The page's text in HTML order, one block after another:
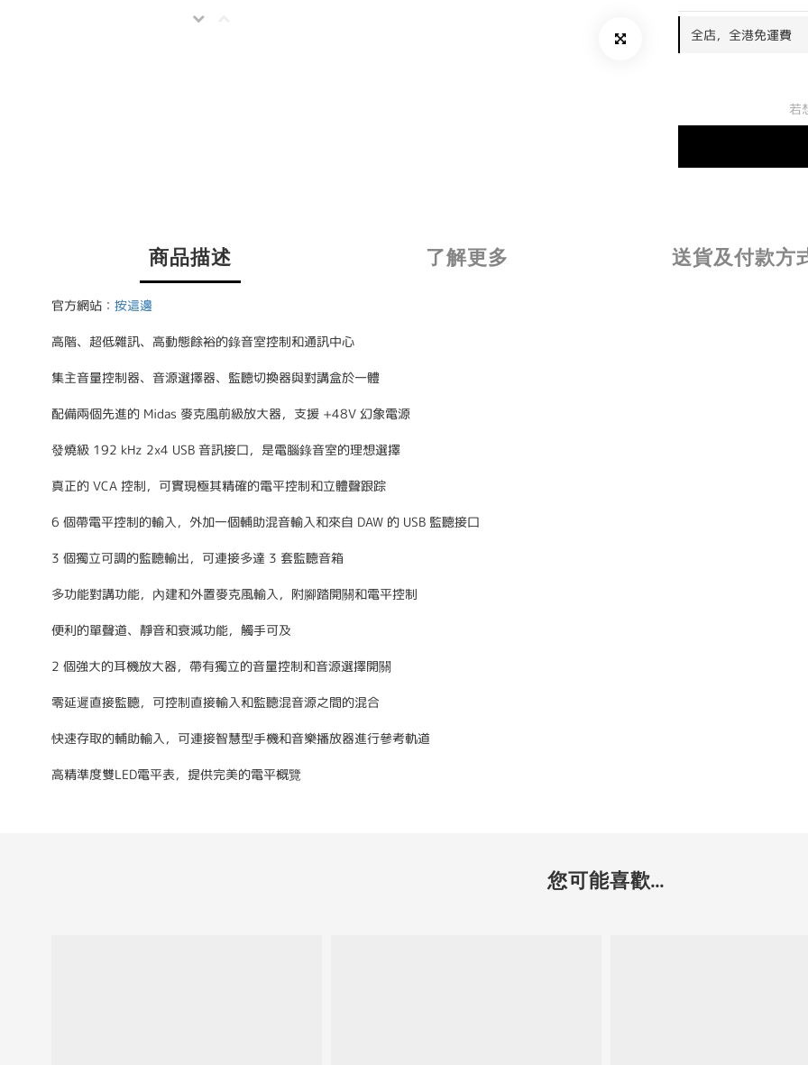
全店，全港免運費
若
商品描述 了解更多 送貨及付款方
官方網站： 按這邊
高階、超低雜訊、高動態餘裕的錄音室控制和通訊中心
集主音量控制器、音源選擇器、監聽切換器與對講盒於一體
配備兩個先進的 Midas 麥克風前級放大器，支援 +48V 幻象電源
發燒級 192 kHz 2x4 USB 音訊接口，是電腦錄音室的理想選擇
真正的 VCA 控制，可實現極其精確的電平控制和立體聲跟踪
6 個帶電平控制的輸入，外加一個輔助混音輸入和來自 DAW 的 USB 監聽接口
3 個獨立可調的監聽輸出，可連接多達 3 套監聽音箱
多功能對講功能，內建和外置麥克風輸入，附腳踏開關和電平控制
便利的單聲道、靜音和衰減功能，觸手可及
2 個強大的耳機放大器，帶有獨立的音量控制和音源選擇開關
零延遲直接監聽，可控制直接輸入和監聽混音源之間的混合
快速存取的輔助輸入，可連接智慧型手機和音樂播放器進行參考軌道
高精準度雙LED電平表，提供完美的電平概覽
您可能喜歡...